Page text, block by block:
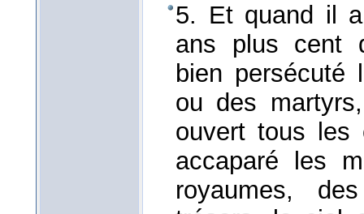
5. Et quand il
ans plus cent
bien
ou des
ouvert tous les
accaparé les
royaumes,